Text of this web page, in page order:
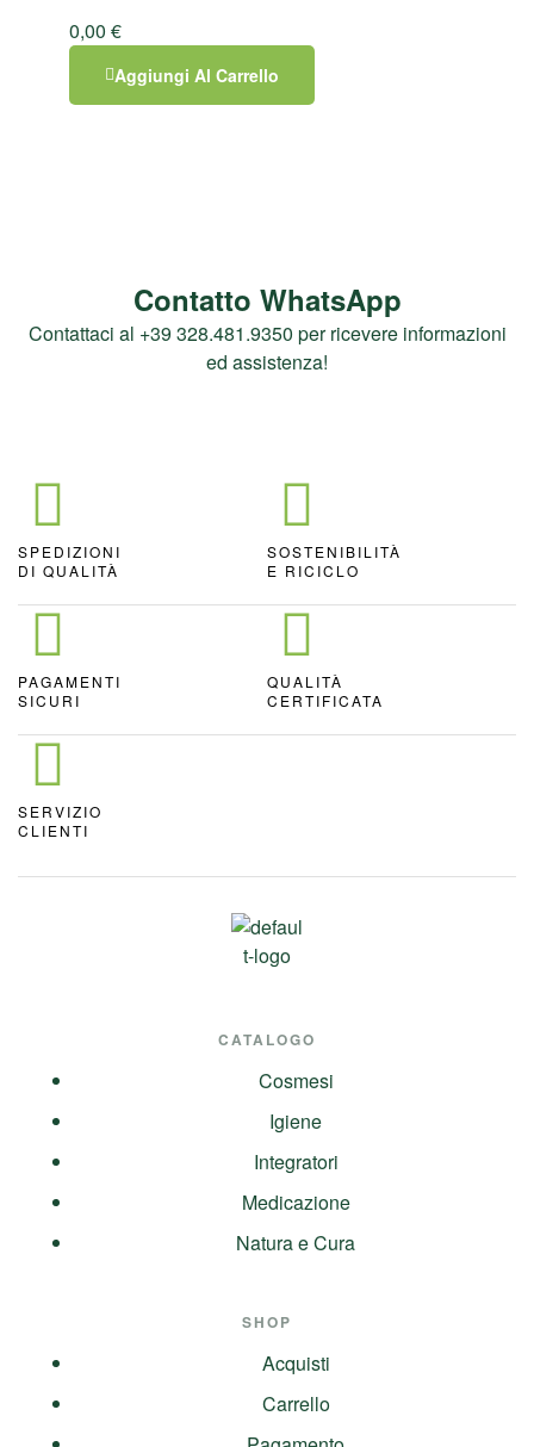
0,00 €
Aggiungi Al Carrello
Contatto WhatsApp
Contattaci al +39 328.481.9350 per ricevere informazioni
ed assistenza!
SPEDIZIONI
DI QUALITÀ
SOSTENIBILITÀ
E RICICLO
PAGAMENTI
SICURI
QUALITÀ
CERTIFICATA
SERVIZIO
CLIENTI
CATALOGO
Cosmesi
Igiene
Integratori
Medicazione
Natura e Cura
SHOP
Acquisti
Carrello